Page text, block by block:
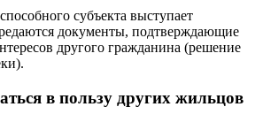
субъекта выступает
документы, подтверждающие
другого гражданина (решение
в пользу других жильцов